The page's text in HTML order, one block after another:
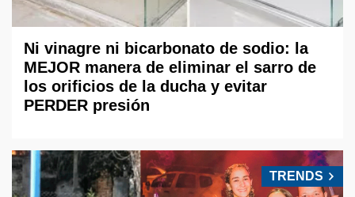
Ni vinagre ni bicarbonato de sodio: la
MEJOR manera de eliminar el sarro de
los orificios de la ducha y evitar
PERDER presión
TRENDS